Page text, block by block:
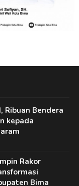
Ribuan Bendera
kepada
Rakor
Bima